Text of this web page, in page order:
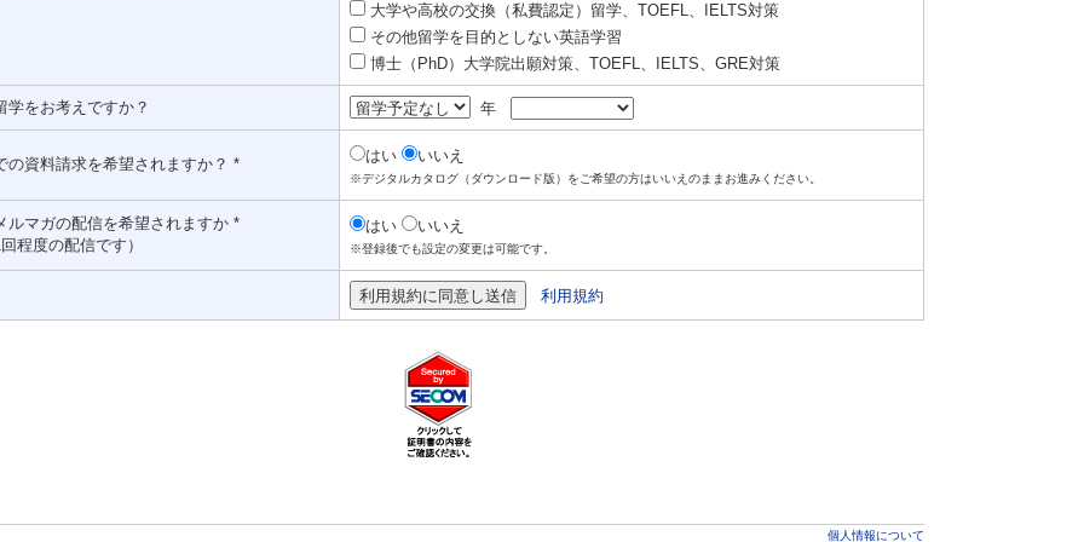
大学や高校の交換（私費認定）留学、TOEFL、IELTS対策
その他留学を目的としない英語学習
博士（PhD）大学院出願対策、TOEFL、IELTS、GRE対策
学をお考えですか？ 年
の資料請求を希望されますか？ * はい いいえ
※デジタルカタログ（ダウンロード版）をご希望の方はいいえのままお進みください。
ルマガの配信を希望されますか *
回程度の配信です）
はい いいえ
※登録後でも設定の変更は可能です。
利用規約
個人情報について